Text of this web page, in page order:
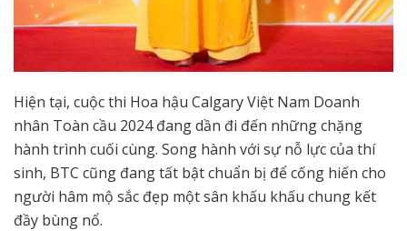
Hiện tại, cuộc thi Hoa hậu Calgary Việt Nam Doanh
nhân Toàn cầu 2024 đang dần đi đến những chặng
hành trình cuối cùng. Song hành với sự nỗ lực của thí
sinh, BTC cũng đang tất bật chuẩn bị để cống hiến cho
người hâm mộ sắc đẹp một sân khấu khấu chung kết
đầy bùng nổ.